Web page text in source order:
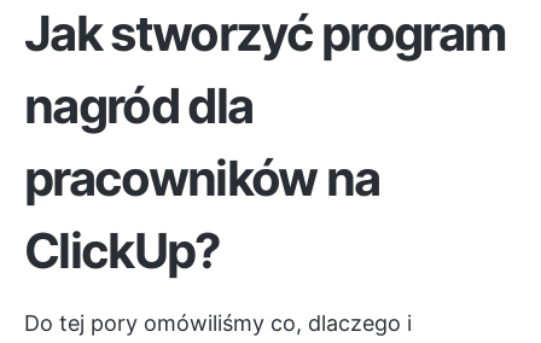
Jak stworzyć program
nagród dla
pracowników na
ClickUp?
Do tej pory omówiliśmy co, dlaczego i